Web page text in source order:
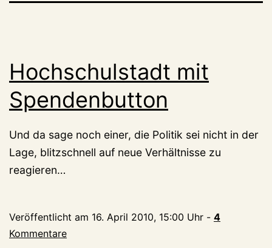
Hochschulstadt mit
Spendenbutton
Und da sage noch einer, die Politik sei nicht in der
Lage, blitzschnell auf neue Verhältnisse zu
reagieren…
Veröffentlicht am 16. April 2010, 15:00 Uhr - 4
Kommentare